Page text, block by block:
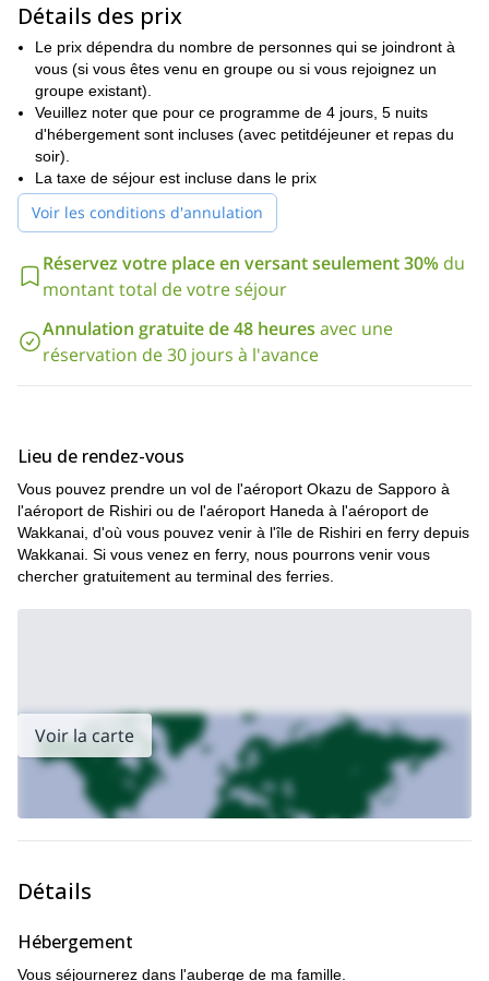
dispose d'un onsen (bain de source chaude) pour se détendre.
En outre, vous pourrez déguster notre délicieuse cuisine.
Je recommande de venir la veille du début du ski et de repartir le
lendemain de sa fin, c'est pourquoi j'ai inclus 5 nuits dans ce
programme de 4 jours. Si vous préférez une autre option,
consultez ce programme plus général à Rishiri.
Nous utiliserons une motoneige pour parcourir des distances
plates et longues. De cette façon, nous aurons accès à des
endroits plus reculés, pour ensuite faire l'ascension avec les
peaux. L'itinéraire exact dépendra de la météo et des conditions
de neige, ainsi que de votre niveau.
Nous diviserons le groupe en 2 et chaque sous-groupe passera
la journée avec un guide différent. Il n'y a pas de lieux de location
sur l'île, donc n'oubliez pas d'apporter tout votre équipement (y
compris l'équipement de sécurité).
hébergement inclus, consultez-les ! Vous pouvez également
choisir uneprogramme d'une journée de ski de randonnée à
Rishiri.
Détails des prix
Le prix dépendra du nombre de personnes qui se joindront à
vous (si vous êtes venu en groupe ou si vous rejoignez un
groupe existant).
Veuillez noter que pour ce programme de 4 jours, 5 nuits
d'hébergement sont incluses (avec petitdéjeuner et repas du
soir).
La taxe de séjour est incluse dans le prix
Voir les conditions d'annulation
Réservez votre place en versant seulement 30% du
montant total de votre séjour
Annulation gratuite de 48 heures avec une
réservation de 30 jours à l'avance
Lieu de rendez-vous
Vous pouvez prendre un vol de l'aéroport Okazu de Sapporo à
l'aéroport de Rishiri ou de l'aéroport Haneda à l'aéroport de
Wakkanai, d'où vous pouvez venir à l'île de Rishiri en ferry depuis
Wakkanai. Si vous venez en ferry, nous pourrons venir vous
chercher gratuitement au terminal des ferries.
Voir la carte
Détails
Hébergement
Vous séjournerez dans l'auberge de ma famille.